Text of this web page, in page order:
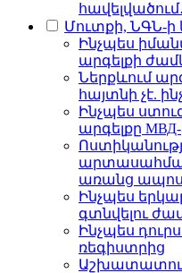
Մուտքի, ՆԳՆ-
Ինչպես
արգելքի
Ներքևում
հայտնի չէ.
Ինչպես
արգելքը
առանց
Ինչպես
գտնվելու
Ինչպես
ռեգիստրից